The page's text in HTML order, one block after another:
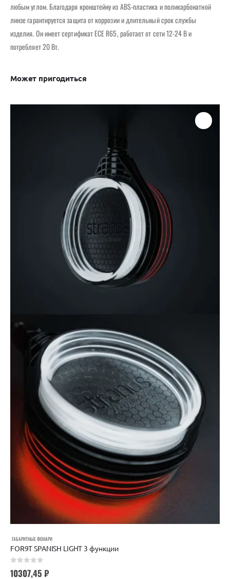
любым углом. Благодаря кронштейну из ABS-пластика и поликарбонатной
линзе гарантируется защита от коррозии и длительный срок службы
изделия. Он имеет сертификат ECE R65, работает от сети 12-24 В и
потребляет 20 Вт.
Может пригодиться
ГАБАРИТНЫЕ ФОНАРИ
FOR9T SPANISH LIGHT 3 функции
10307,45 ₽